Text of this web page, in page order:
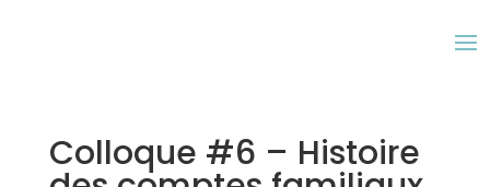
Colloque #6 – Histoire